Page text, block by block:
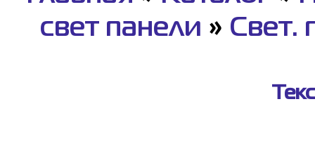
свет панели » Свет.